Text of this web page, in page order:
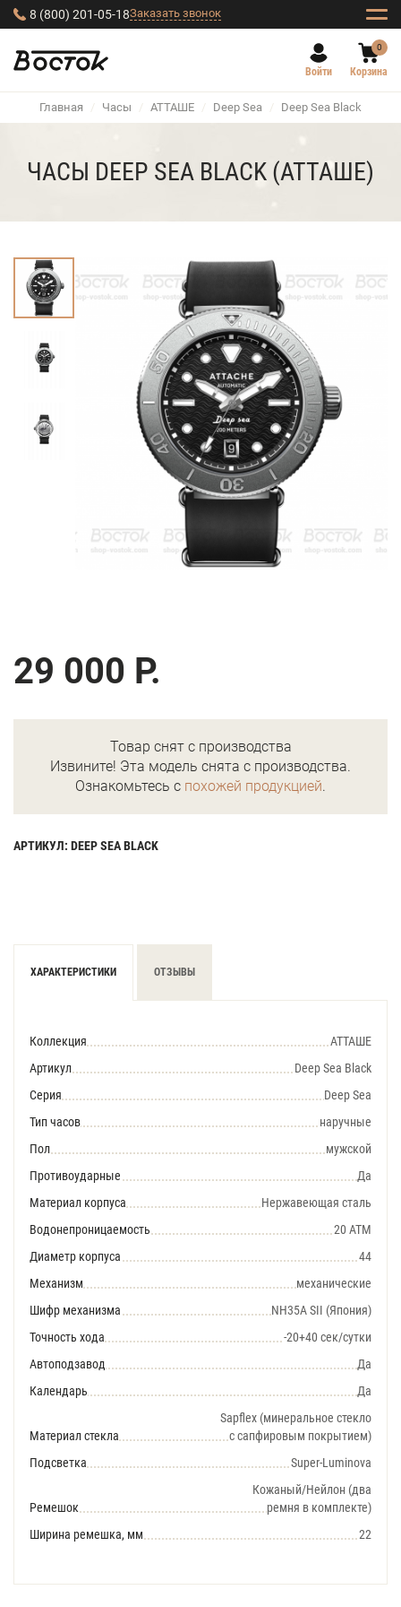
8 (800) 201-05-18Заказать звонок
Войти
0
Корзина
Главная / Часы / АТТАШЕ / Deep Sea / Deep Sea Black
ЧАСЫ DEEP SEA BLACK (АТТАШЕ)
29 000 Р.
Товар снят с производства
Извините! Эта модель снята с производства.
Ознакомьтесь с похожей продукцией.
АРТИКУЛ: DEEP SEA BLACK
ХАРАКТЕРИСТИКИ ОТЗЫВЫ
Коллекция
АТТАШЕ
Артикул
Deep Sea Black
Серия
Deep Sea
Тип часов
наручные
Пол
мужской
Противоударные
Да
Материал корпуса
Нержавеющая сталь
Водонепроницаемость
20 АТМ
Диаметр корпуса
44
Механизм
механические
Шифр механизма
NH35A SII (Япония)
Точность хода
-20+40 сек/сутки
Автоподзавод
Да
Календарь
Да
Материал стекла
Sapflex (минеральное стекло
с сапфировым покрытием)
Подсветка
Super-Luminova
Ремешок
Кожаный/Нейлон (два
ремня в комплекте)
Ширина ремешка, мм
22